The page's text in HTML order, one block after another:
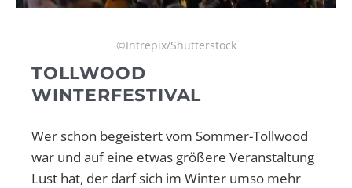
©Intrepix/Shutterstock
TOLLWOOD
WINTERFESTIVAL
Wer schon begeistert vom Sommer-Tollwood
war und auf eine etwas größere Veranstaltung
Lust hat, der darf sich im Winter umso mehr